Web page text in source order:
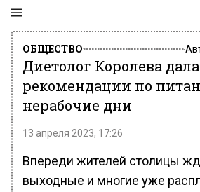
ОБЩЕСТВО
Диетолог Королева дала
рекомендации по
нерабочие дни
13 апреля 2023, 17:26
Впереди жителей столицы
выходные и многие уже